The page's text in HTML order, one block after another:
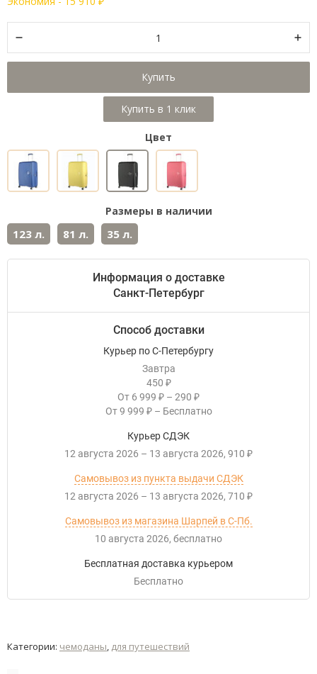
₽
Купить
Цвет
Размеры в наличии
123 л. 81 л. 35 л.
Информация о доставке
Санкт-Петербург
Способ доставки
Курьер по С-Петербургу
Завтра
450 ₽
От 6 999 ₽ – 290 ₽
От 9 999 ₽ – Бесплатно
Курьер СДЭК
12 августа 2026 – 13 августа 2026 910 ₽
Самовывоз из пункта выдачи СДЭК
12 августа 2026 – 13 августа 2026 710 ₽
Самовывоз из магазина Шарпей в С-Пб.
10 августа 2026
Бесплатно
Бесплатная доставка курьером
Бесплатно
Категории: чемоданы, для путешествий